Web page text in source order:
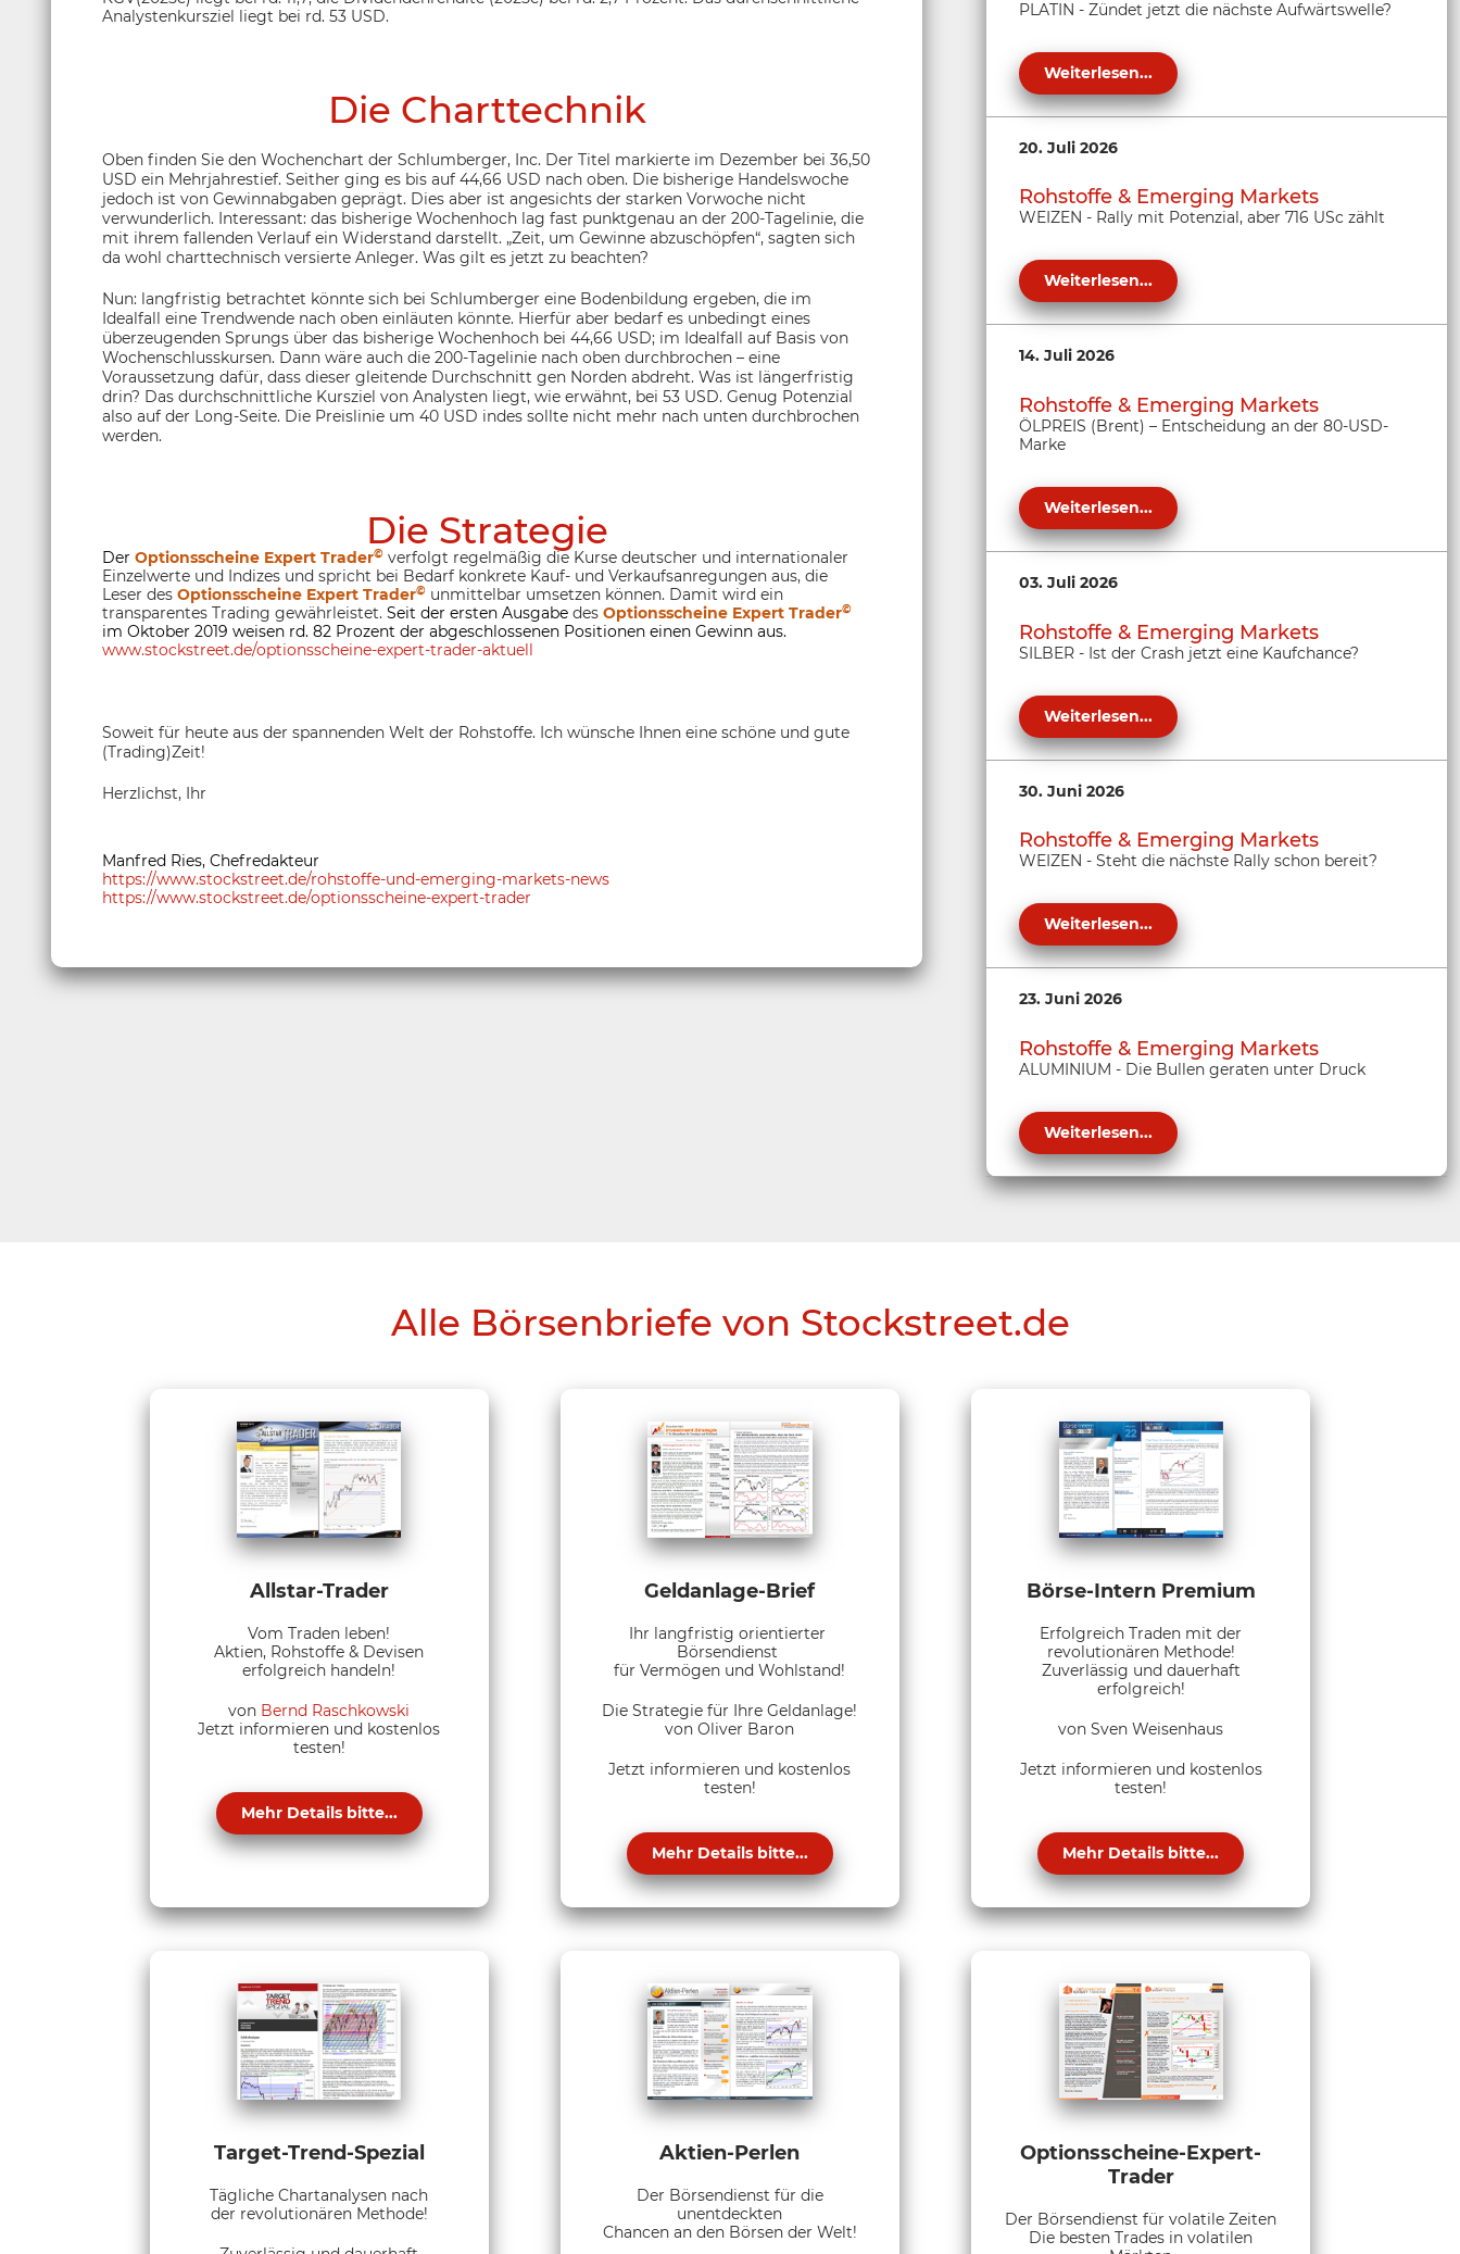
Analystenkursziel liegt bei rd. 53 USD.
Die Charttechnik
Oben finden Sie den Wochenchart der Schlumberger, Inc. Der Titel markierte im Dezember bei 36,50
USD ein Mehrjahrestief. Seither ging es bis auf 44,66 USD nach oben. Die bisherige Handelswoche
jedoch ist von Gewinnabgaben geprägt. Dies aber ist angesichts der starken Vorwoche nicht
verwunderlich. Interessant: das bisherige Wochenhoch lag fast punktgenau an der 200-Tagelinie, die
mit ihrem fallenden Verlauf ein Widerstand darstellt. „Zeit, um Gewinne abzuschöpfen“, sagten sich
da wohl charttechnisch versierte Anleger. Was gilt es jetzt zu beachten?
Nun: langfristig betrachtet könnte sich bei Schlumberger eine Bodenbildung ergeben, die im
Idealfall eine Trendwende nach oben einläuten könnte. Hierfür aber bedarf es unbedingt eines
überzeugenden Sprungs über das bisherige Wochenhoch bei 44,66 USD; im Idealfall auf Basis von
Wochenschlusskursen. Dann wäre auch die 200-Tagelinie nach oben durchbrochen – eine
Voraussetzung dafür, dass dieser gleitende Durchschnitt gen Norden abdreht. Was ist längerfristig
drin? Das durchschnittliche Kursziel von Analysten liegt, wie erwähnt, bei 53 USD. Genug Potenzial
also auf der Long-Seite. Die Preislinie um 40 USD indes sollte nicht mehr nach unten durchbrochen
werden.
Die Strategie
Der Optionsscheine Expert Trader© verfolgt regelmäßig die Kurse deutscher und internationaler
Einzelwerte und Indizes und spricht bei Bedarf konkrete Kauf- und Verkaufsanregungen aus, die
Leser des Optionsscheine Expert Trader© unmittelbar umsetzen können. Damit wird ein
transparentes Trading gewährleistet. Seit der ersten Ausgabe des Optionsscheine Expert Trader©
im Oktober 2019 weisen rd. 82 Prozent der abgeschlossenen Positionen einen Gewinn aus.
www.stockstreet.de/optionsscheine-expert-trader-aktuell
Soweit für heute aus der spannenden Welt der Rohstoffe. Ich wünsche Ihnen eine schöne und gute
(Trading)Zeit!
Herzlichst, Ihr
Manfred Ries, Chefredakteur
https://www.stockstreet.de/rohstoffe-und-emerging-markets-news
https://www.stockstreet.de/optionsscheine-expert-trader
PLATIN - Zündet jetzt die nächste Aufwärtswelle?
Weiterlesen...
20. Juli 2026
Rohstoffe & Emerging Markets
WEIZEN - Rally mit Potenzial, aber 716 USc zählt
Weiterlesen...
14. Juli 2026
Rohstoffe & Emerging Markets
ÖLPREIS (Brent) – Entscheidung an der 80-USD-
Marke
Weiterlesen...
03. Juli 2026
Rohstoffe & Emerging Markets
SILBER - Ist der Crash jetzt eine Kaufchance?
Weiterlesen...
30. Juni 2026
Rohstoffe & Emerging Markets
WEIZEN - Steht die nächste Rally schon bereit?
Weiterlesen...
23. Juni 2026
Rohstoffe & Emerging Markets
ALUMINIUM - Die Bullen geraten unter Druck
Weiterlesen...
Alle Börsenbriefe von Stockstreet.de
Allstar-Trader
Vom Traden leben!
Aktien, Rohstoffe & Devisen
erfolgreich handeln!
von Bernd Raschkowski
Jetzt informieren und kostenlos
testen!
Mehr Details bitte...
Geldanlage-Brief
Ihr langfristig orientierter
Börsendienst
für Vermögen und Wohlstand!
Die Strategie für Ihre Geldanlage!
von Oliver Baron
Jetzt informieren und kostenlos
testen!
Mehr Details bitte...
Börse-Intern Premium
Erfolgreich Traden mit der
revolutionären Methode!
Zuverlässig und dauerhaft
erfolgreich!
von Sven Weisenhaus
Jetzt informieren und kostenlos
testen!
Mehr Details bitte...
Target-Trend-Spezial
Tägliche Chartanalysen nach
der revolutionären Methode!
Aktien-Perlen
Der Börsendienst für die
unentdeckten
Chancen an den Börsen der Welt!
Optionsscheine-Expert-
Trader
Der Börsendienst für volatile Zeiten
Die besten Trades in volatilen